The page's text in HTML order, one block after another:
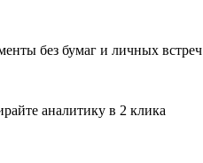
без бумаг и личных встреч
аналитику в 2 клика